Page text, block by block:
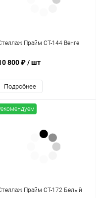
Прайм СТ-144 Венге
800 ₽/ шт
Подробнее
Прайм СТ-172 Белый